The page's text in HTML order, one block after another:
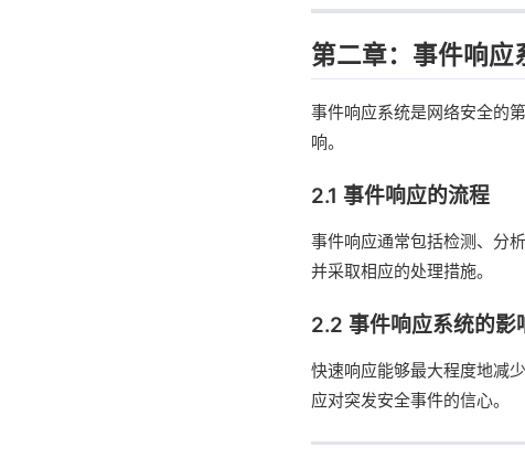
第二章：事件响应
事件响应系统是网络安全的
响。
2.1 事件响应的流程
事件响应通常包括检测、分
并采取相应的处理措施。
2.2 事件响应系统的影
快速响应能够最大程度地减
应对突发安全事件的信心。